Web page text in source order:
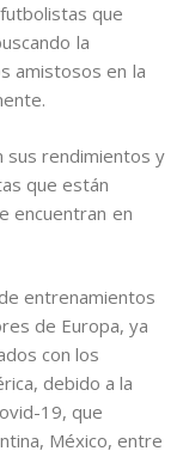
que
la
amistosos en la
rendimientos y
que están
encuentran en
entrenamientos
de Europa, ya
con los
debido a la
19, que
México, entre